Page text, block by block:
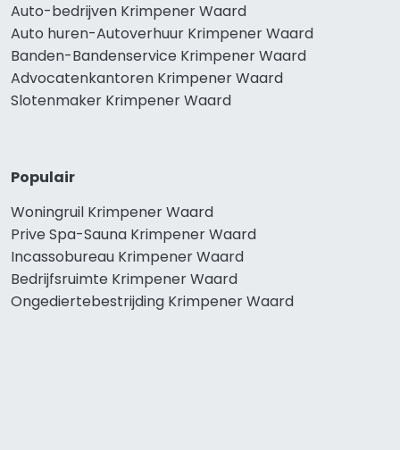
Auto-bedrijven Krimpener Waard
Auto huren-Autoverhuur Krimpener Waard
Banden-Bandenservice Krimpener Waard
Advocatenkantoren Krimpener Waard
Slotenmaker Krimpener Waard
Populair
Woningruil Krimpener Waard
Prive Spa-Sauna Krimpener Waard
Incassobureau Krimpener Waard
Bedrijfsruimte Krimpener Waard
Ongediertebestrijding Krimpener Waard